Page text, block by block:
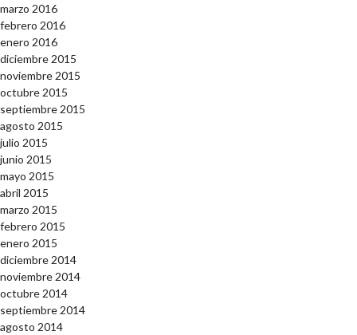
marzo 2016
febrero 2016
enero 2016
diciembre 2015
noviembre 2015
octubre 2015
septiembre 2015
agosto 2015
julio 2015
junio 2015
mayo 2015
abril 2015
marzo 2015
febrero 2015
enero 2015
diciembre 2014
noviembre 2014
octubre 2014
septiembre 2014
agosto 2014